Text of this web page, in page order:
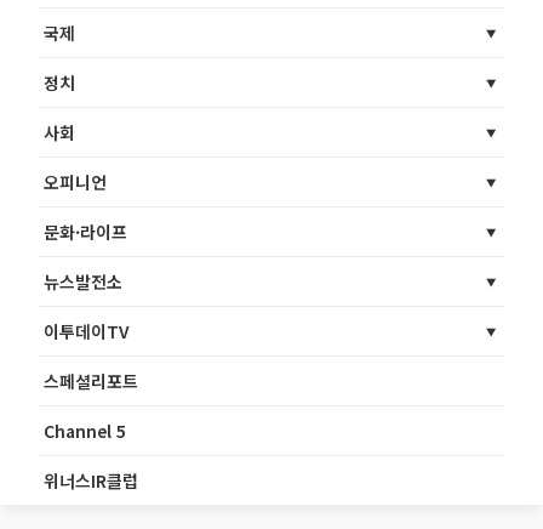
국제
정치
사회
오피니언
문화·라이프
뉴스발전소
이투데이TV
스페셜리포트
Channel 5
위너스IR클럽